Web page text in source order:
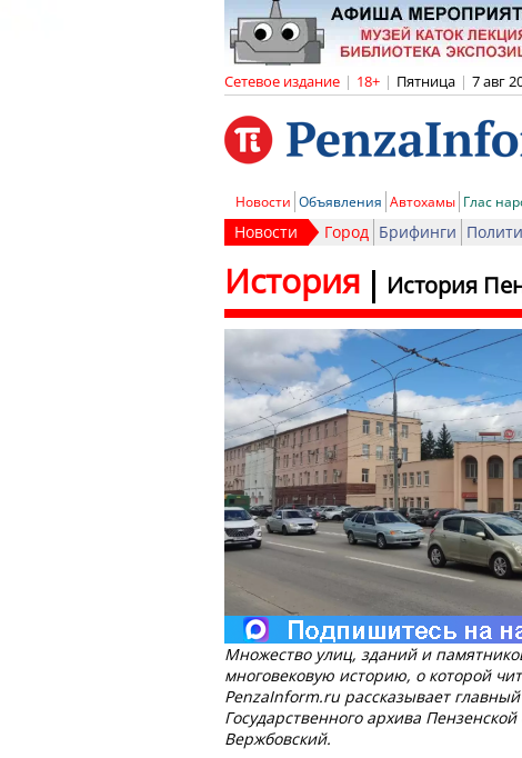
Сетевое издание | 18+ | Пятница | 7 авг
Новости Объявления Автохамы Глас
Новости Город Брифинги
История
История
Множество улиц, зданий и
многовековую историю, о которой
PenzaInform.ru рассказывает
Государственного архива
Вержбовский.